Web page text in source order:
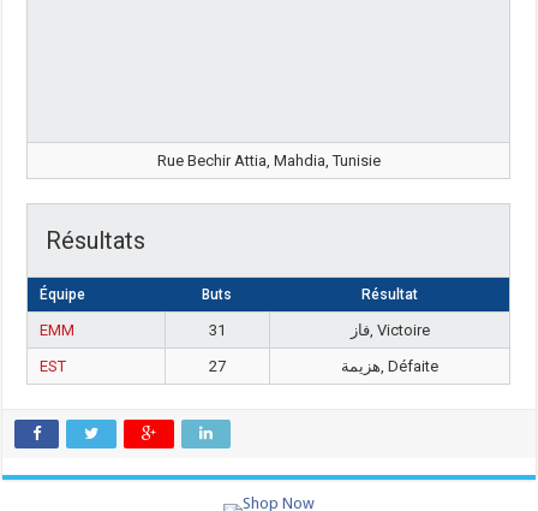
Rue Bechir Attia, Mahdia, Tunisie
Résultats
Équipe Buts Résultat
EMM 31
فاز, Victoire
EST
27 هزيمة, Défaite